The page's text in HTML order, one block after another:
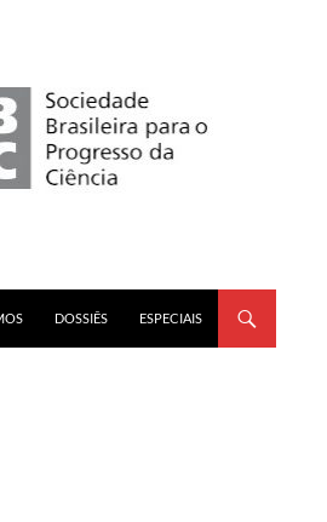
DOSSIÊS ESPECIAIS